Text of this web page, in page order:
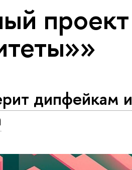
проект
дипфейкам и